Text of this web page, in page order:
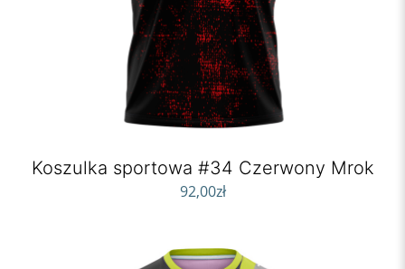
Koszulka sportowa #34 Czerwony Mrok
92,00zł